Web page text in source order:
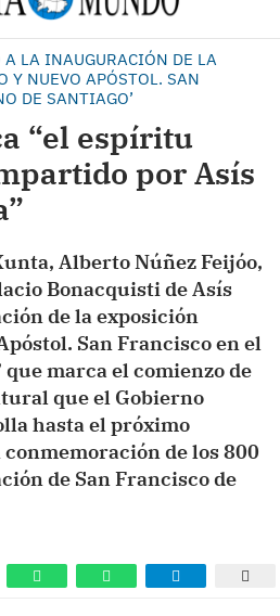
LA INAUGURACIÓN DE LA
Y NUEVO APÓSTOL. SAN
DE SANTIAGO’
“el espíritu
por Asís
Alberto Núñez Feijóo,
Bonacquisti de Asís
de la exposición
San Francisco en el
que marca el comienzo de
que el Gobierno
hasta el próximo
de los 800
de San Francisco de